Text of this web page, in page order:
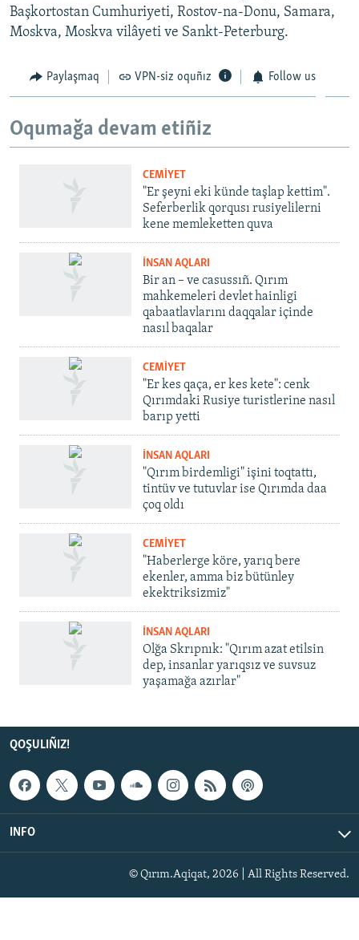
Başkortostan Cumhuriyeti, Rostov-na-Donu, Samara,
Moskva, Moskva vilâyeti ve Sankt-Peterburg.
Paylaşmaq VPN-siz oquñız Follow us
Oqumağa devam etiñiz
CEMİYET
"Er şeyni eki künde taşlap kettim".
Seferberlik qorqusı rusiyelilerni
kene memleketten quva
İNSAN AQLARI
Bir an – ve casussıñ. Qırım
mahkemeleri devlet hainligi
qabaatlavlarını daqqalar içinde
nasıl baqalar
CEMİYET
"Er kes qaça, er kes kete": cenk
Qırımdaki Rusiye turistlerine nasıl
barıp yetti
İNSAN AQLARI
"Qırım birdemligi" işini toqtattı,
tintüv ve tutuvlar ise Qırımda daa
çoq oldı
CEMİYET
"Haberlerge köre, yarıq bere
ekenler, amma biz bütünley
ekektriksizmiz"
İNSAN AQLARI
Olğa Skrıpnık: "Qırım azat etilsin
dep, insanlar yarıqsız ve suvsuz
yaşamağa azırlar"
QOŞULIÑIZ!
INFO
© Qırım.Aqiqat, 2026 | All Rights Reserved.